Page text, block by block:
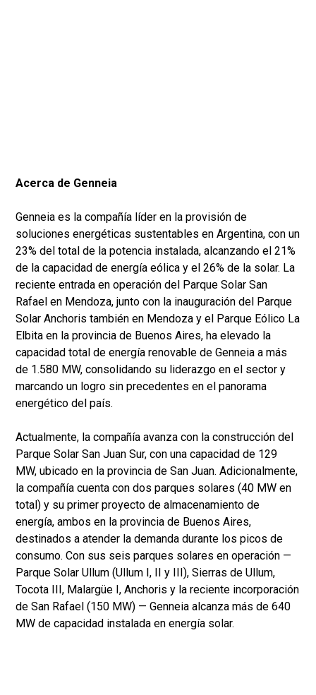
Acerca de Genneia
Genneia es la compañía líder en la provisión de
soluciones energéticas sustentables en Argentina, con un
23% del total de la potencia instalada, alcanzando el 21%
de la capacidad de energía eólica y el 26% de la solar. La
reciente entrada en operación del Parque Solar San
Rafael en Mendoza, junto con la inauguración del Parque
Solar Anchoris también en Mendoza y el Parque Eólico La
Elbita en la provincia de Buenos Aires, ha elevado la
capacidad total de energía renovable de Genneia a más
de 1.580 MW, consolidando su liderazgo en el sector y
marcando un logro sin precedentes en el panorama
energético del país.
Actualmente, la compañía avanza con la construcción del
Parque Solar San Juan Sur, con una capacidad de 129
MW, ubicado en la provincia de San Juan. Adicionalmente,
la compañía cuenta con dos parques solares (40 MW en
total) y su primer proyecto de almacenamiento de
energía, ambos en la provincia de Buenos Aires,
destinados a atender la demanda durante los picos de
consumo. Con sus seis parques solares en operación —
Parque Solar Ullum (Ullum I, II y III), Sierras de Ullum,
Tocota III, Malargüe I, Anchoris y la reciente incorporación
de San Rafael (150 MW) — Genneia alcanza más de 640
MW de capacidad instalada en energía solar.